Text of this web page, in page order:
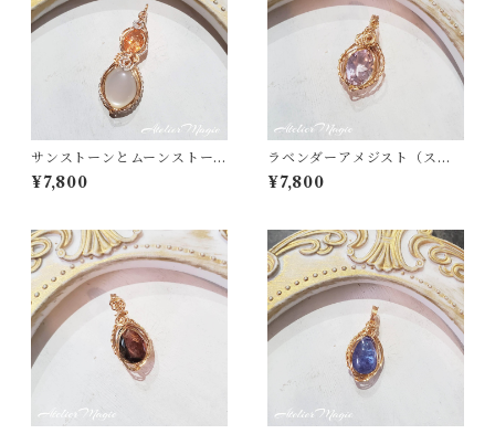
サンストーンとムーンストー
ンのペンダントトップ
¥7,800
ラベンダーアメジスト（スコ
ロライト）のペンダントトッ
プ （14kgfワイヤー）
¥7,800